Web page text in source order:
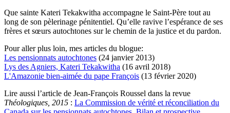
Que sainte Kateri Tekakwitha accompagne le Saint-Père tout au
long de son pèlerinage pénitentiel. Qu’elle ravive l’espérance de ses
frères et sœurs autochtones sur le chemin de la justice et du pardon.
Pour aller plus loin, mes articles du blogue:
Les pensionnats autochtones (24 janvier 2013)
Lys des Agniers, Kateri Tekakwitha (16 avril 2018)
L'Amazonie bien-aimée du pape François (13 février 2020)
Lire aussi l’article de Jean-François Roussel dans la revue
Théologiques, 2015 : La Commission de vérité et réconciliation du